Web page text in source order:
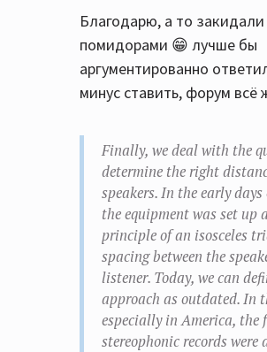
Благодарю, а то
помидорами 😁 лучше бы
аргументированно
минус ставить, форум всё
Finally, we deal with the
determine the right
speakers. In the early
the equipment was set up
principle of an isosceles
spacing between the
listener. Today, we can
approach as outdated. In
especially in America, the
stereophonic records were